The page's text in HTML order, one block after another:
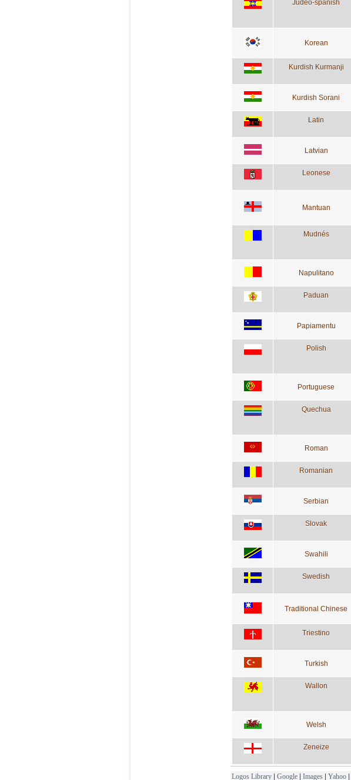
Judeo-spanish
Korean
Kurdish Kurmanji
Kurdish Sorani
Latin
Latvian
Leonese
Mantuan
Mudnés
Napulitano
Paduan
Papiamentu
Polish
Portuguese
Quechua
Roman
Romanian
Serbian
Slovak
Swahili
Swedish
Traditional Chinese
Triestino
Turkish
Wallon
Welsh
Zeneize
Logos Library | Google | Images | Yahoo |